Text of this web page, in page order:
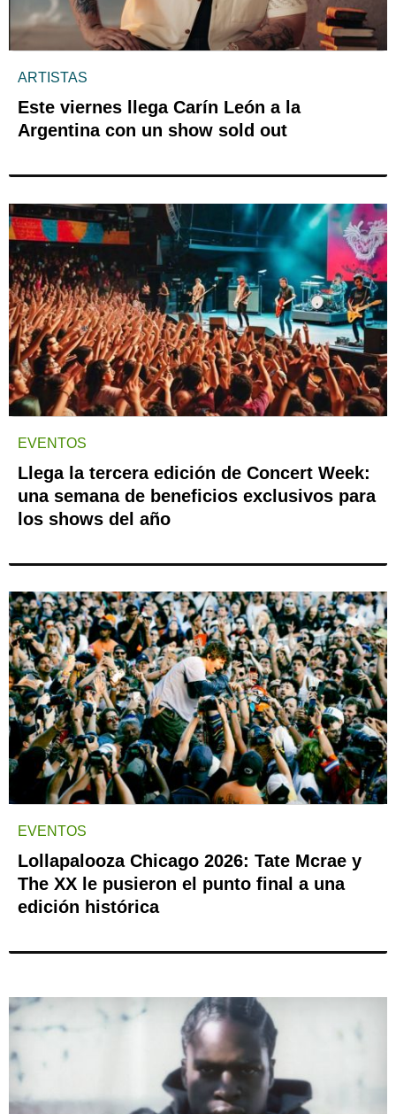
ARTISTAS
Este viernes llega Carín León a la
Argentina con un show sold out
EVENTOS
Llega la tercera edición de Concert Week:
una semana de beneficios exclusivos para
los shows del año
EVENTOS
Lollapalooza Chicago 2026: Tate Mcrae y
The XX le pusieron el punto final a una
edición histórica